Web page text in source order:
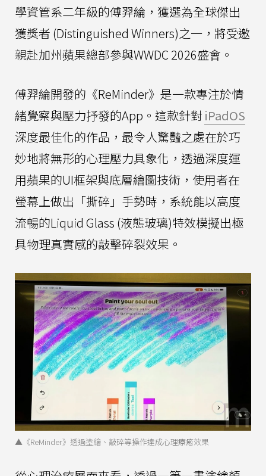
學資管系二年級的傅羿綸，獲選為全球傑出
獲獎者 (Distinguished Winners)之一，將受邀
親赴加州蘋果總部參與WWDC 2026盛會。
傅羿綸開發的《ReMinder》是一款專注於情
緒覺察與壓力抒發的App。這款針對iPadOS
深度最佳化的作品，最令人驚豔之處在於巧
妙地將無形的心理壓力具象化，透過深度運
用蘋果的UI框架與底層繪圖技術，使用者在
螢幕上做出「撕碎」手勢時，系統能以高度
流暢的Liquid Glass (液態玻璃)特效模擬出極
具物理真實感的敲擊碎裂效果。
▲《ReMinder》透過塗繪、敲碎等操作達成心理療癒效果